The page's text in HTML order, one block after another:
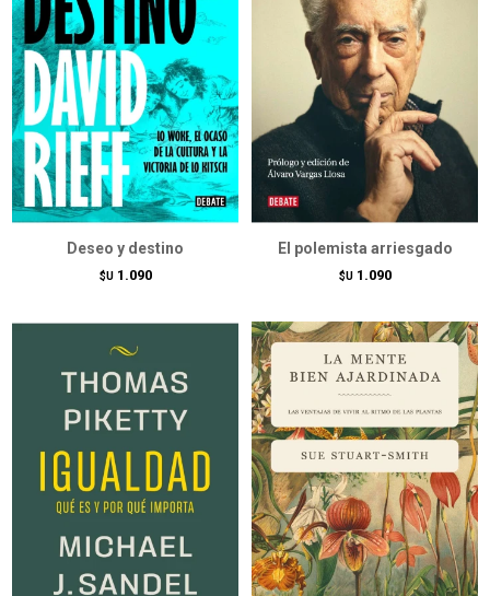
Deseo y destino
$U 1.090
El polemista arriesgado
$U 1.090